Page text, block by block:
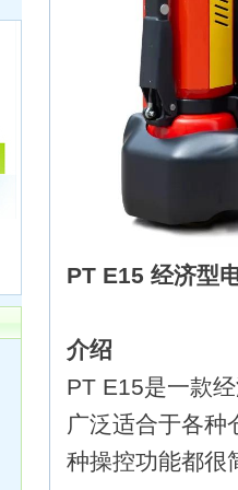
PT E15 经济型
介绍
PT E15是一款
广泛适合于各种
种操控功能都很